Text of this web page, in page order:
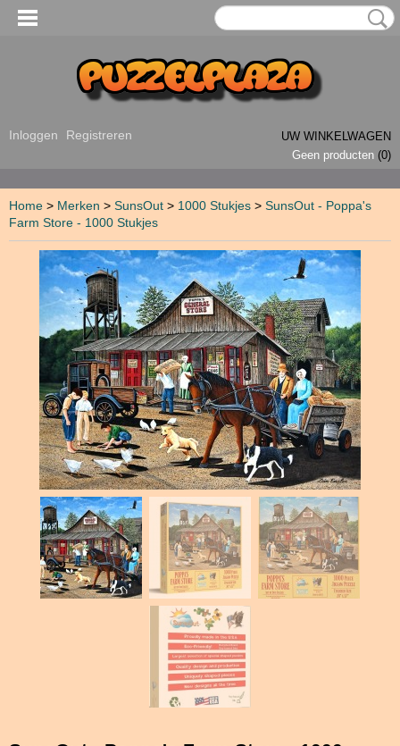
Inloggen Registreren
UW WINKELWAGEN
Geen producten (0)
Home > Merken > SunsOut > 1000 Stukjes > SunsOut - Poppa's
Farm Store - 1000 Stukjes